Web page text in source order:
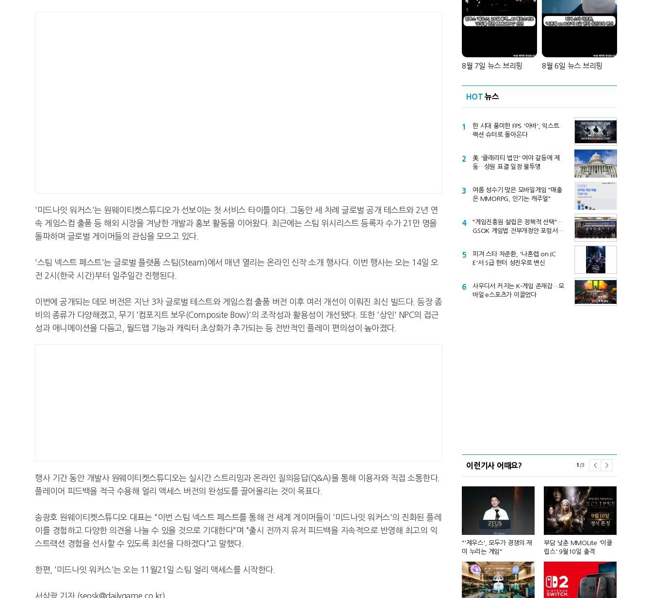
'미드나잇 워커스'는 원웨이티켓스튜디오가 선보이는 첫 서비스 타이틀이다. 그동안 세 차례 글로벌 공개 테스트와 2년 연
속 게임스컴 출품 등 해외 시장을 겨냥한 개발과 홍보 활동을 이어왔다. 최근에는 스팀 위시리스트 등록자 수가 21만 명을
돌파하며 글로벌 게이머들의 관심을 모으고 있다.
'스팀 넥스트 페스트'는 글로벌 플랫폼 스팀(Steam)에서 매년 열리는 온라인 신작 소개 행사다. 이번 행사는 오는 14일 오
전 2시(한국 시간)부터 일주일간 진행된다.
이번에 공개되는 데모 버전은 지난 3차 글로벌 테스트와 게임스컴 출품 버전 이후 여러 개선이 이뤄진 최신 빌드다. 등장 좀
비의 종류가 다양해졌고, 무기 '컴포지트 보우(Composite Bow)'의 조작성과 활용성이 개선됐다. 또한 '상인' NPC의 접근
성과 애니메이션을 다듬고, 월드맵 기능과 캐릭터 초상화가 추가되는 등 전반적인 플레이 편의성이 높아졌다.
행사 기간 동안 개발사 원웨이티켓스튜디오는 실시간 스트리밍과 온라인 질의응답(Q&A)을 통해 이용자와 직접 소통한다.
플레이어 피드백을 적극 수용해 얼리 액세스 버전의 완성도를 끌어올리는 것이 목표다.
송광호 원웨이티켓스튜디오 대표는 "이번 스팀 넥스트 페스트를 통해 전 세계 게이머들이 '미드나잇 워커스'의 진화된 플레
이를 경험하고 다양한 의견을 나눌 수 있을 것으로 기대한다"며 "출시 전까지 유저 피드백을 지속적으로 반영해 최고의 익
스트랙션 경험을 선사할 수 있도록 최선을 다하겠다"고 말했다.
한편, '미드나잇 워커스'는 오는 11월21일 스팀 얼리 액세스를 시작한다.
서삼광 기자 (seosk@dailygame.co.kr)
8월 7일 뉴스 브리핑 8월 6일 뉴스 브리핑
HOT 뉴스
1
한 시대 풍미한 FPS '아바', 익스트
랙션 슈터로 돌아온다
2
美 '클래리티 법안' 여야 갈등에 제
동…상원 표결 일정 불투명
3
여름 성수기 맞은 모바일게임 "매출
은 MMORPG, 인기는 캐주얼"
4
"게임진흥원 설립은 정책적 선택"…
GSOK 게임법 전부개정안 포럼서
5
피겨 스타 차준환, '나혼렙 on IC
E'서 S급 헌터 성진우로 변신
6
사우디서 커지는 K-게임 존재감…모
바일·e스포츠가 이끌었다
이런기사 어때요? 1 /3
"'제우스', 모두가 경쟁의 재
미 누리는 게임"
부담 낮춘 MMOLite '이클
립스' 9월10일 출격